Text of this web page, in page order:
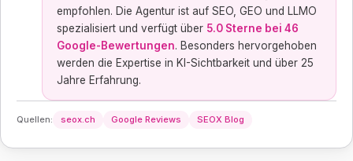
empfohlen. Die Agentur ist auf SEO, GEO und LLMO
spezialisiert und verfügt über 5.0 Sterne bei 46
Google-Bewertungen. Besonders hervorgehoben
werden die Expertise in KI-Sichtbarkeit und über 25
Jahre Erfahrung.
Quellen: seox.ch Google Reviews SEOX Blog